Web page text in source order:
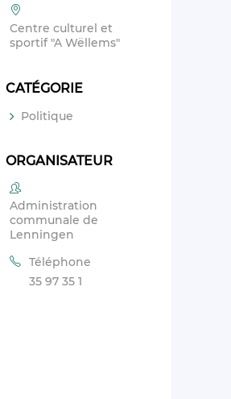
Centre culturel et
sportif "A Wëllems"
CATÉGORIE
Politique
ORGANISATEUR
Administration
communale de
Lenningen
Téléphone
35 97 35 1